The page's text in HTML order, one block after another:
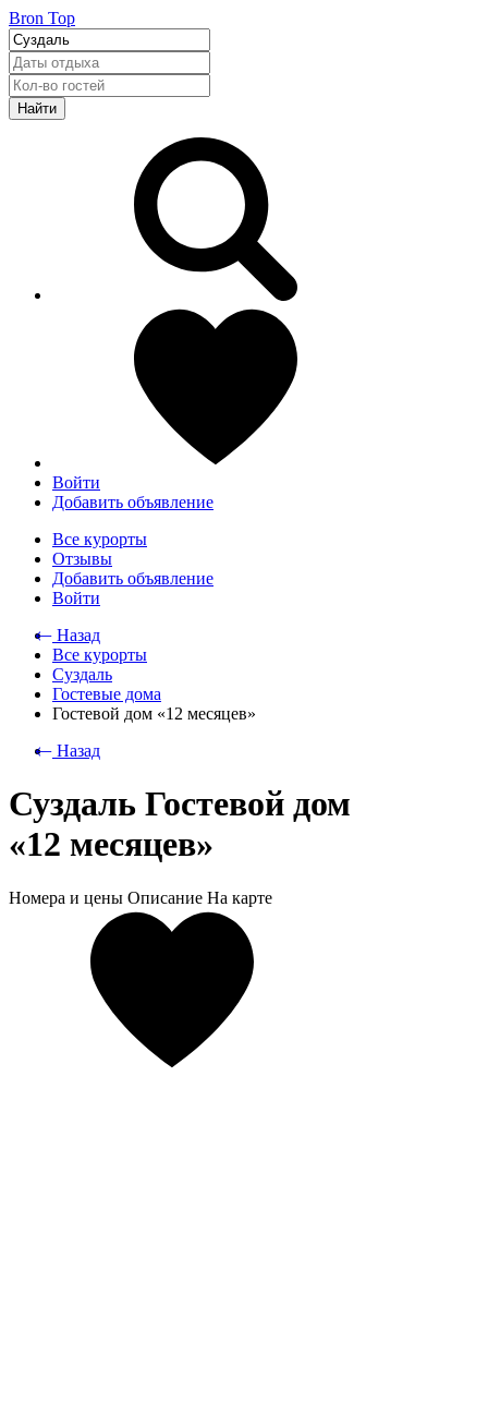
Bron Top
Найти
Войти
Добавить объявление
Все курорты
Отзывы
Добавить объявление
Войти
⃪ Назад
Все курорты
Суздаль
Гостевые дома
Гостевой дом «12 месяцев»
⃪ Назад
Суздаль Гостевой дом
«12 месяцев»
Номера и цены Описание На карте